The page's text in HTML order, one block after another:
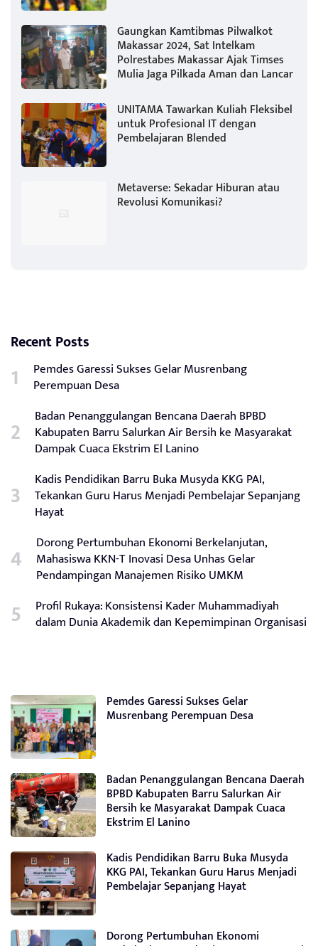
Gaungkan Kamtibmas Pilwalkot
Makassar 2024, Sat Intelkam
Polrestabes Makassar Ajak Timses
Mulia Jaga Pilkada Aman dan Lancar
UNITAMA Tawarkan Kuliah Fleksibel
untuk Profesional IT dengan
Pembelajaran Blended
Metaverse: Sekadar Hiburan atau
Revolusi Komunikasi?
Recent Posts
Pemdes Garessi Sukses Gelar Musrenbang
Perempuan Desa
Badan Penanggulangan Bencana Daerah BPBD
Kabupaten Barru Salurkan Air Bersih ke Masyarakat
Dampak Cuaca Ekstrim El Lanino
Kadis Pendidikan Barru Buka Musyda KKG PAI,
Tekankan Guru Harus Menjadi Pembelajar Sepanjang
Hayat
Dorong Pertumbuhan Ekonomi Berkelanjutan,
Mahasiswa KKN-T Inovasi Desa Unhas Gelar
Pendampingan Manajemen Risiko UMKM
Profil Rukaya: Konsistensi Kader Muhammadiyah
dalam Dunia Akademik dan Kepemimpinan Organisasi
Pemdes Garessi Sukses Gelar
Musrenbang Perempuan Desa
Badan Penanggulangan Bencana Daerah
BPBD Kabupaten Barru Salurkan Air
Bersih ke Masyarakat Dampak Cuaca
Ekstrim El Lanino
Kadis Pendidikan Barru Buka Musyda
KKG PAI, Tekankan Guru Harus Menjadi
Pembelajar Sepanjang Hayat
Dorong Pertumbuhan Ekonomi